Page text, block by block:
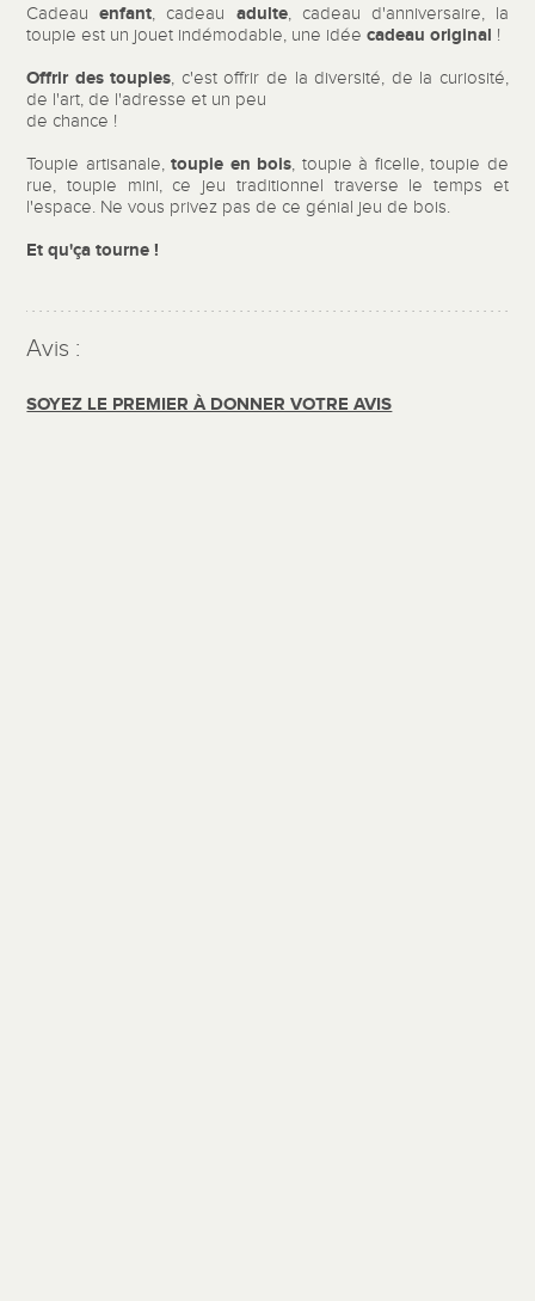
Cadeauenfant, cadeau adulte, cadeau d'anniversaire, la
toupie est un jouet indémodable, une idéecadeau original !
Offrir des toupies, c'est offrir de la diversité, de la curiosité,
de l'art, de l'adresse et un peu
de chance !
Toupie artisanale,toupie en bois, toupie à ficelle, toupie de
rue, toupie mini, ce jeu traditionnel traverse le temps et
l'espace. Ne vous privez pas de ce génial jeu de bois.
Et qu'ça tourne !
Avis :
SOYEZ LE PREMIER À DONNER VOTRE AVIS